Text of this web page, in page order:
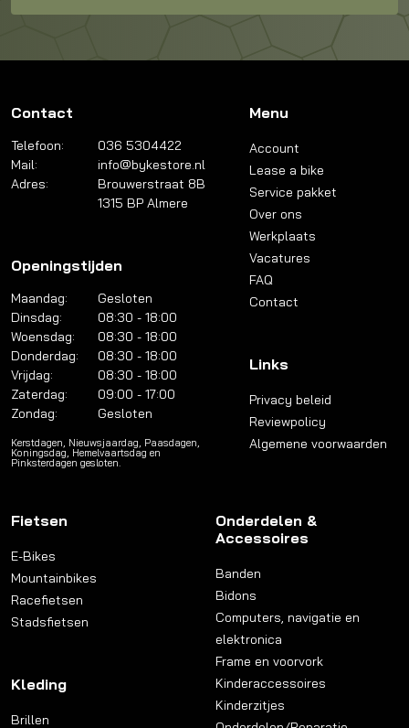
Contact
Telefoon:
036 5304422
Mail:
info@bykestore.nl
Adres:
Brouwerstraat 8B
1315 BP Almere
Openingstijden
Maandag:
Gesloten
Dinsdag:
08:30 - 18:00
Woensdag:
08:30 - 18:00
Donderdag:
08:30 - 18:00
Vrijdag:
08:30 - 18:00
Zaterdag:
09:00 - 17:00
Zondag:
Gesloten
Kerstdagen, Nieuwsjaardag, Paasdagen,
Koningsdag, Hemelvaartsdag en
Pinksterdagen gesloten.
Menu
Account
Lease a bike
Service pakket
Over ons
Werkplaats
Vacatures
FAQ
Contact
Links
Privacy beleid
Reviewpolicy
Algemene voorwaarden
Fietsen
E-Bikes
Mountainbikes
Racefietsen
Stadsfietsen
Kleding
Brillen
Onderdelen &
Accessoires
Banden
Bidons
Computers, navigatie en
elektronica
Frame en voorvork
Kinderaccessoires
Kinderzitjes